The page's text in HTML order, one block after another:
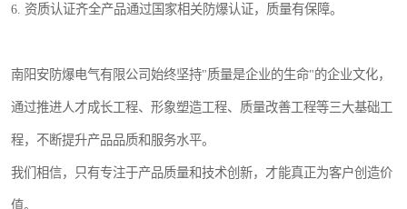
6. 资质认证齐全产品通过国家相关防爆认证，质量有保障。
南阳安防爆电气有限公司始终坚持"质量是企业的生命"的企业文化，
通过推进人才成长工程、形象塑造工程、质量改善工程等三大基础工
程，不断提升产品品质和服务水平。
我们相信，只有专注于产品质量和技术创新，才能真正为客户创造价
值。